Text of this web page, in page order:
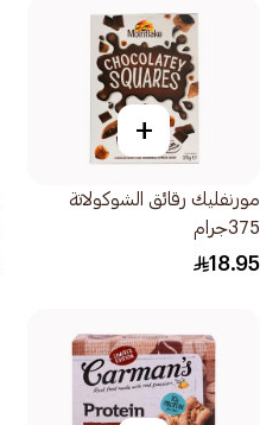
+
مورنفليك رقائق الشوكولاتة
375جرام
18.95